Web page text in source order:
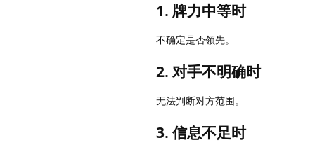
1. 牌力中等时
不确定是否领先。
2. 对手不明确时
无法判断对方范围。
3. 信息不足时